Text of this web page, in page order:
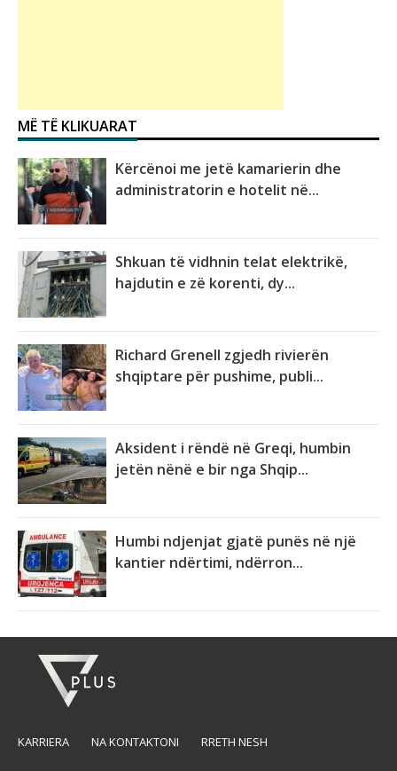
MË TË KLIKUARAT
Kërcënoi me jetë kamarierin dhe
administratorin e hotelit në...
Shkuan të vidhnin telat elektrikë,
hajdutin e zë korenti, dy...
Richard Grenell zgjedh rivierën
shqiptare për pushime, publi...
Aksident i rëndë në Greqi, humbin
jetën nënë e bir nga Shqip...
Humbi ndjenjat gjatë punës në një
kantier ndërtimi, ndërron...
KARRIERA NA KONTAKTONI RRETH NESH